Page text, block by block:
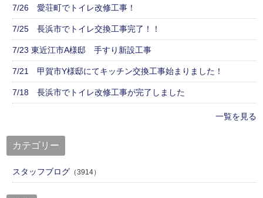
7/26 愛荘町でトイレ改修工事！
7/25 長浜市でトイレ交換工事完了！！
7/23 東近江市A様邸 手すり新設工事
7/21 甲賀市Y様邸にてキッチン交換工事始まりました！
7/18 長浜市でトイレ改修工事が完了しました
一覧を見る
カテゴリー
スタッフブログ （3914）